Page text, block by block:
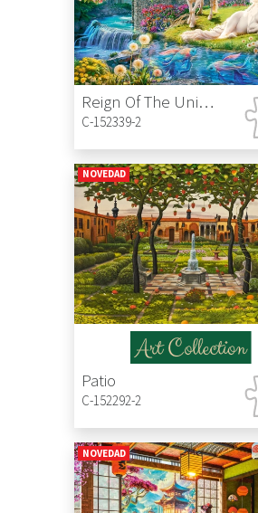
Reign Of The Unicorn
C-152339-2
NOVEDAD
Patio
C-152292-2
NOVEDAD